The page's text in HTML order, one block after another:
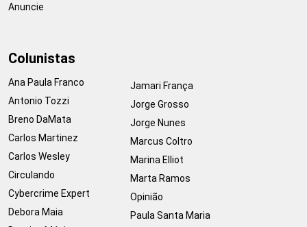
Anuncie
Colunistas
Ana Paula Franco
Antonio Tozzi
Breno DaMata
Carlos Martinez
Carlos Wesley
Circulando
Cybercrime Expert
Debora Maia
Jamari França
Jorge Grosso
Jorge Nunes
Marcus Coltro
Marina Elliot
Marta Ramos
Opinião
Paula Santa Maria